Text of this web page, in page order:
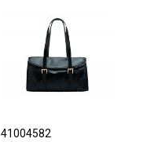
41004582